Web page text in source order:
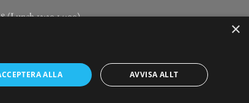
(Lunch 13:30-14:00)
×
ALLA AVVISA ALLT